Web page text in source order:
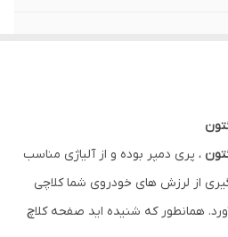
، پری دمپر بوده و از آلیاژی مناسب
از لرزش های خودروی شما کلاچی
همانطور که شنیده اید صفحه کلاچ